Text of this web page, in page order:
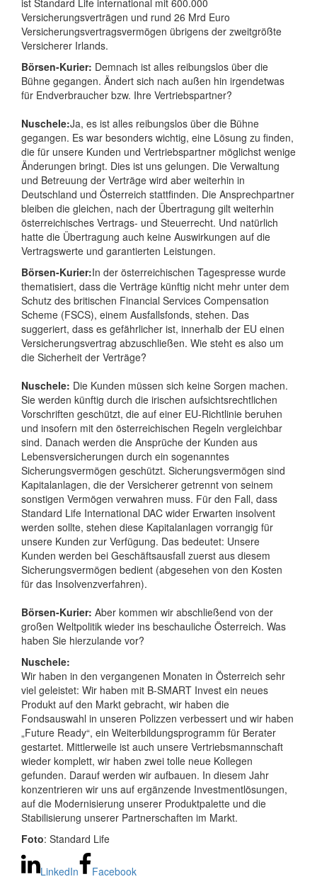
ist Standard Life international mit 600.000
Versicherungsverträgen und rund 26 Mrd Euro
Versicherungsvertragsvermögen übrigens der zweitgrößte
Versicherer Irlands.
Börsen-Kurier: Demnach ist alles reibungslos über die
Bühne gegangen. Ändert sich nach außen hin irgendetwas
für Endverbraucher bzw. Ihre Vertriebspartner?
Nuschele:Ja, es ist alles reibungslos über die Bühne
gegangen. Es war besonders wichtig, eine Lösung zu finden,
die für unsere Kunden und Vertriebspartner möglichst wenige
Änderungen bringt. Dies ist uns gelungen. Die Verwaltung
und Betreuung der Verträge wird aber weiterhin in
Deutschland und Österreich stattfinden. Die Ansprechpartner
bleiben die gleichen, nach der Übertragung gilt weiterhin
österreichisches Vertrags- und Steuerrecht. Und natürlich
hatte die Übertragung auch keine Auswirkungen auf die
Vertragswerte und garantierten Leistungen.
Börsen-Kurier:In der österreichischen Tagespresse wurde
thematisiert, dass die Verträge künftig nicht mehr unter dem
Schutz des britischen Financial Services Compensation
Scheme (FSCS), einem Ausfallsfonds, stehen. Das
suggeriert, dass es gefährlicher ist, innerhalb der EU einen
Versicherungsvertrag abzuschließen. Wie steht es also um
die Sicherheit der Verträge?
Nuschele: Die Kunden müssen sich keine Sorgen machen.
Sie werden künftig durch die irischen aufsichtsrechtlichen
Vorschriften geschützt, die auf einer EU-Richtlinie beruhen
und insofern mit den österreichischen Regeln vergleichbar
sind. Danach werden die Ansprüche der Kunden aus
Lebensversicherungen durch ein sogenanntes
Sicherungsvermögen geschützt. Sicherungsvermögen sind
Kapitalanlagen, die der Versicherer getrennt von seinem
sonstigen Vermögen verwahren muss. Für den Fall, dass
Standard Life International DAC wider Erwarten insolvent
werden sollte, stehen diese Kapitalanlagen vorrangig für
unsere Kunden zur Verfügung. Das bedeutet: Unsere
Kunden werden bei Geschäftsausfall zuerst aus diesem
Sicherungsvermögen bedient (abgesehen von den Kosten
für das Insolvenzverfahren).
Börsen-Kurier: Aber kommen wir abschließend von der
großen Weltpolitik wieder ins beschauliche Österreich. Was
haben Sie hierzulande vor?
Nuschele:
Wir haben in den vergangenen Monaten in Österreich sehr
viel geleistet: Wir haben mit B-SMART Invest ein neues
Produkt auf den Markt gebracht, wir haben die
Fondsauswahl in unseren Polizzen verbessert und wir haben
„Future Ready“, ein Weiterbildungsprogramm für Berater
gestartet. Mittlerweile ist auch unsere Vertriebsmannschaft
wieder komplett, wir haben zwei tolle neue Kollegen
gefunden. Darauf werden wir aufbauen. In diesem Jahr
konzentrieren wir uns auf ergänzende Investmentlösungen,
auf die Modernisierung unserer Produktpalette und die
Stabilisierung unserer Partnerschaften im Markt.
Foto: Standard Life
LinkedIn Facebook